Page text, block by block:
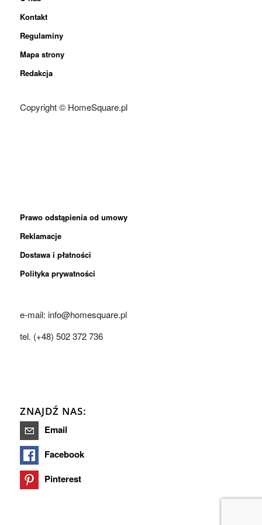
Kontakt
Regulaminy
Mapa strony
Redakcja
Copyright © HomeSquare.pl
Prawo odstąpienia od umowy
Reklamacje
Dostawa i płatności
Polityka prywatności
e-mail: info@homesquare.pl
tel. (+48) 502 372 736
ZNAJDŹ NAS:
Email
Facebook
Pinterest